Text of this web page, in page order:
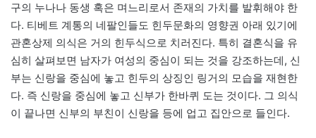
구의 누나나 동생 혹은 며느리로서 존재의 가치를 발휘해야 한
다. 티베트 계통의 네팔인들도 힌두문화의 영향권 아래 있기에
관혼상제 의식은 거의 힌두식으로 치러진다. 특히 결혼식을 유
심히 살펴보면 남자가 여성의 중심이 되는 것을 강조하는데, 신
부는 신랑을 중심에 놓고 힌두의 상징인 링거의 모습을 재현한
다. 즉 신랑을 중심에 놓고 신부가 한바퀴 도는 것이다. 그 의식
이 끝나면 신부의 부친이 신랑을 등에 업고 집안으로 들인다.